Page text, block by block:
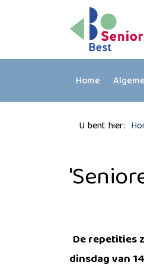
Home
U bent hier:
De repetities
dinsdag van